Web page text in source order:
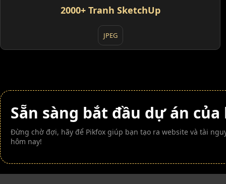
2000+ Tranh SketchUp
JPEG
Sẵn sàng bắt đầu dự án của
Đừng chờ đợi, hãy để Pikfox giúp bạn tạo ra website và tài
hôm nay!